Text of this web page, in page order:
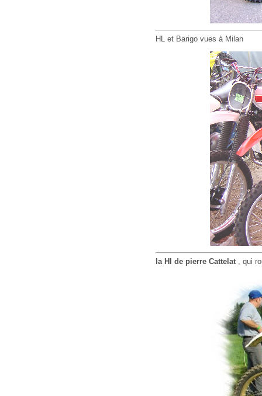
HL et Barigo vues à Milan
la Hl de pierre Cattelat, qui